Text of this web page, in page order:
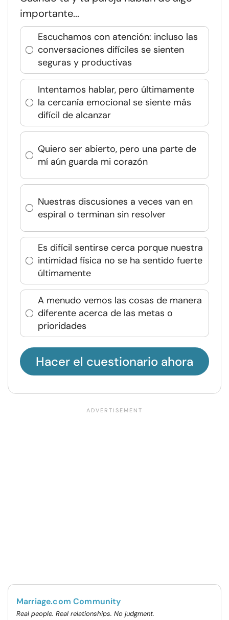
importante...
Escuchamos con atención: incluso las
conversaciones difíciles se sienten
seguras y productivas
Intentamos hablar, pero últimamente
la cercanía emocional se siente más
difícil de alcanzar
Quiero ser abierto, pero una parte de
mí aún guarda mi corazón
Nuestras discusiones a veces van en
espiral o terminan sin resolver
Es difícil sentirse cerca porque nuestra
intimidad física no se ha sentido fuerte
últimamente
A menudo vemos las cosas de manera
diferente acerca de las metas o
prioridades
Hacer el cuestionario ahora
Marriage.com Community
Real people. Real relationships. No judgment.